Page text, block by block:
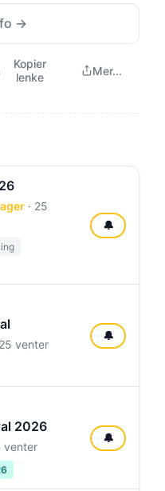
→
Kopier
lenke
Mer...
· 25
🔔
venter
🔔
2026
venter
🔔